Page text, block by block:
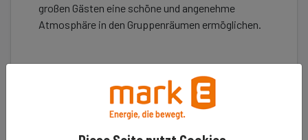
großen Gästen eine schöne und angenehme
Atmosphäre in den Gruppenräumen ermöglichen.